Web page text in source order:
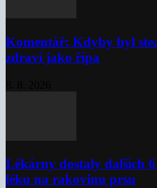
Komentář: Kdyby byl
zdraví jako řípa
Lékárny dostaly dalších
léku na rakovinu prsu